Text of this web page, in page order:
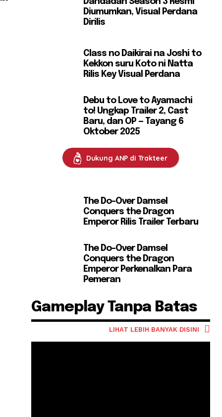
Diumumkan, Visual Perdana
Dirilis
Class no Daikirai na Joshi to
Kekkon suru Koto ni Natta
Rilis Key Visual Perdana
Debu to Love to Ayamachi
to! Ungkap Trailer 2, Cast
Baru, dan OP — Tayang 6
Oktober 2025
Dukung ANP di Trakteer
The Do-Over Damsel
Conquers the Dragon
Emperor Rilis Trailer Terbaru
The Do-Over Damsel
Conquers the Dragon
Emperor Perkenalkan Para
Pemeran
Gameplay Tanpa Batas
LIHAT LEBIH BANYAK DISINI